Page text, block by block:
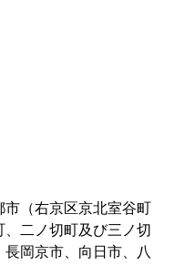
市（右京区京北室谷町
二ノ切町及び三ノ切
岡京市、向日市、八